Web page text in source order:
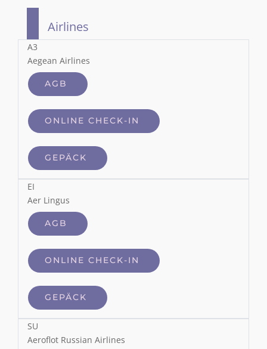
Airlines
A3
Aegean Airlines
AGB
ONLINE CHECK-IN
GEPÄCK
EI
Aer Lingus
AGB
ONLINE CHECK-IN
GEPÄCK
SU
Aeroflot Russian Airlines